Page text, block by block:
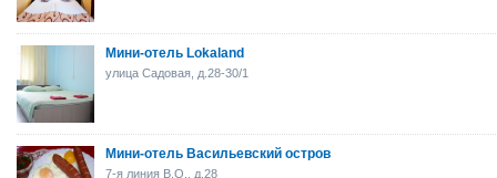
Мини-отель Lokaland
улица Садовая, д.28-30/1
Мини-отель Васильевский остров
7-я линия В.О., д.28